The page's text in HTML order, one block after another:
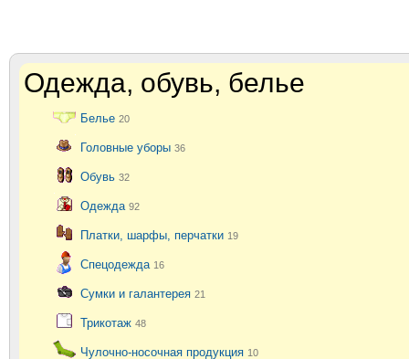
Одежда, обувь, белье
Белье 20
Головные уборы 36
Обувь 32
Одежда 92
Платки, шарфы, перчатки 19
Спецодежда 16
Сумки и галантерея 21
Трикотаж 48
Чулочно-носочная продукция 10